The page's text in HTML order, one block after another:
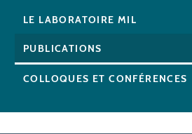
LE LABORATOIRE MIL
PUBLICATIONS
COLLOQUES ET CONFÉRENCES